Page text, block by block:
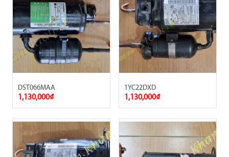
DST066MAA
1,130,000₫
1YC22DXD
1,130,000₫